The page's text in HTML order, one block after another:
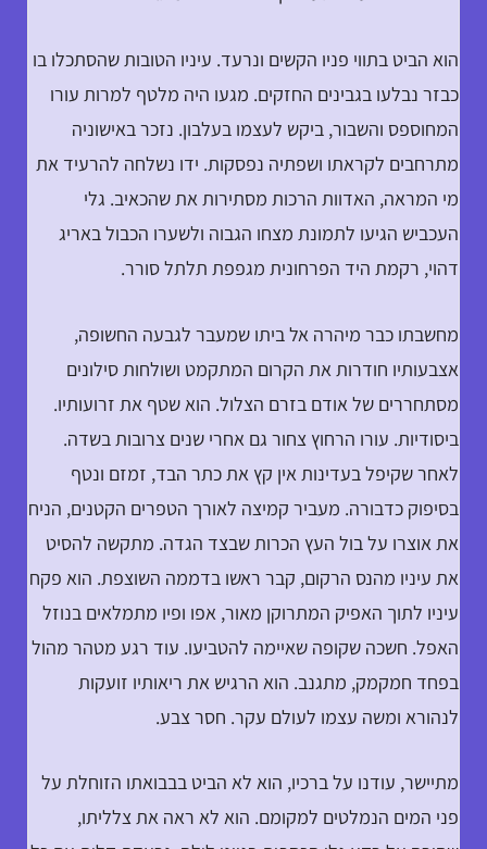
הוא הביט בתווי פניו הקשים ונרעד. עיניו הטובות שהסתכלו בו
כבזר נבלעו בגבינים החזקים. מגעו היה מלטף למרות עורו
המחוספס והשבור, ביקש לעצמו בעלבון. נזכר באישוניה
מתרחבים לקראתו ושפתיה נפסקות. ידו נשלחה להרעיד את
מי המראה, האדוות הרכות מסתירות את שהכאיב. גלי
העכביש הגיעו לתמונת מצחו הגבוה ולשערו הכבול באריג
דהוי, רקמת היד הפרחונית מגפפת תלתל סורר.
מחשבתו כבר מיהרה אל ביתו שמעבר לגבעה החשופה,
אצבעותיו חודרות את הקרום המתקמט ושולחות סילונים
מסתחררים של אודם בזרם הצלול. הוא שטף את זרועותיו.
ביסודיות. עורו הרחוץ צחור גם אחרי שנים צרובות בשדה.
לאחר שקיפל בעדינות אין קץ את כתר הבד, זמזם ונטף
בסיפוק כדבורה. מעביר קמיצה לאורך הטפרים הקטנים, הניח
את אוצרו על בול העץ הכרות שבצד הגדה. מתקשה להסיט
את עיניו מהנס הרקום, קבר ראשו בדממה השוצפת. הוא פקח
עיניו לתוך האפיק המתרוקן מאור, אפו ופיו מתמלאים בנוזל
האפל. חשכה שקופה שאיימה להטביעו. עוד רגע מטהר מהול
בפחד חמקמק, מתגנב. הוא הרגיש את ריאותיו זועקות
לנהורא ומשה עצמו לעולם עקר. חסר צבע.
מתיישר, עודנו על ברכיו, הוא לא הביט בבבואתו הזוחלת על
פני המים הנמלטים למקומם. הוא לא ראה את צלליתו,